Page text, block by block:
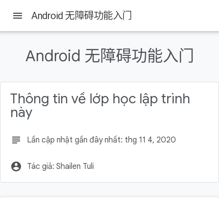
Trên trang này
目标受众和先决条件
准备工作
构建内容
下载代码
menu Android 无障碍功能入门
Android 无障碍功能入门
Thông tin về lớp học lập trình
này
subject Lần cập nhật gần đây nhất: thg 11 4, 2020
account_circle Tác giả: Shailen Tuli